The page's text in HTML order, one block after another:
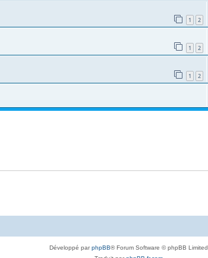
1 2
1 2
1 2
Développé parphpBB® Forum Software © phpBB Limited